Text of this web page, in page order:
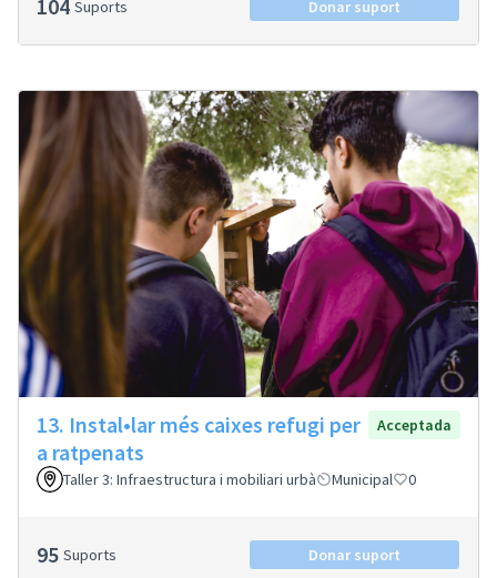
104 Suports Donar suport
13. Instal•lar més caixes refugi per
a ratpenats
Acceptada
Taller 3: Infraestructura i mobiliari urbà Municipal 0
95 Suports Donar suport